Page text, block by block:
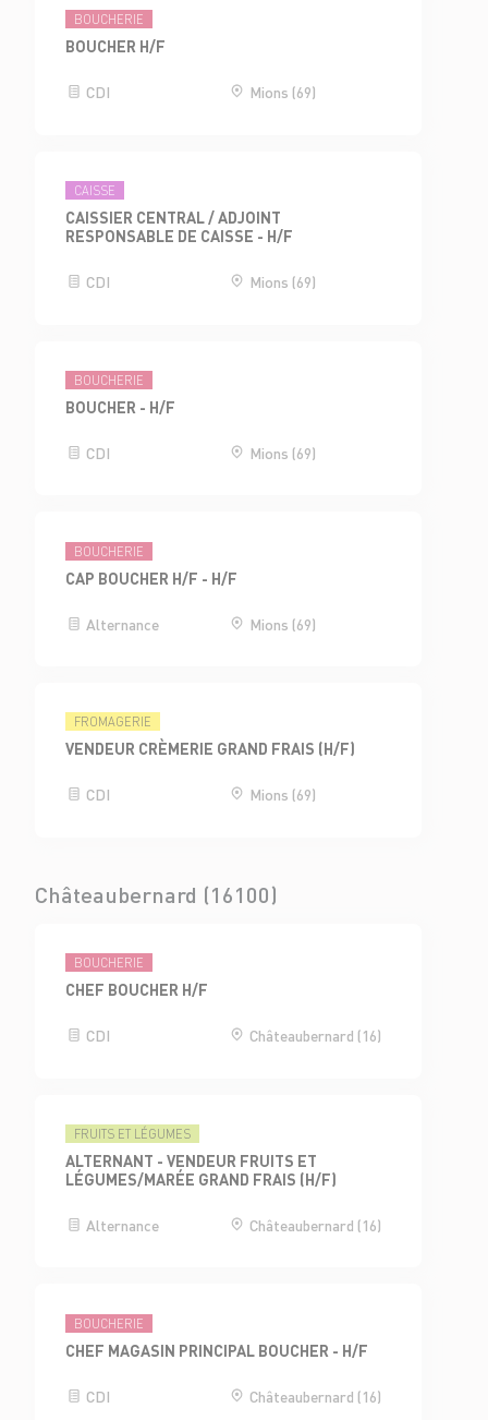
BOUCHERIE
BOUCHER H/F
CDI Mions (69)
CAISSE
CAISSIER CENTRAL / ADJOINT
RESPONSABLE DE CAISSE - H/F
CDI Mions (69)
BOUCHERIE
BOUCHER - H/F
CDI Mions (69)
BOUCHERIE
CAP BOUCHER H/F - H/F
Alternance Mions (69)
FROMAGERIE
VENDEUR CRÈMERIE GRAND FRAIS (H/F)
CDI Mions (69)
Châteaubernard (16100)
BOUCHERIE
CHEF BOUCHER H/F
CDI Châteaubernard (16)
FRUITS ET LÉGUMES
ALTERNANT - VENDEUR FRUITS ET
LÉGUMES/MARÉE GRAND FRAIS (H/F)
Alternance Châteaubernard (16)
BOUCHERIE
CHEF MAGASIN PRINCIPAL BOUCHER - H/F
CDI Châteaubernard (16)